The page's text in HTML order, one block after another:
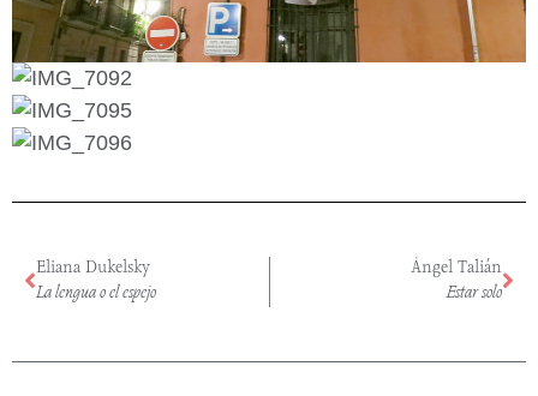
Eliana Dukelsky
La lengua o el espejo
Ángel Talián
Estar solo